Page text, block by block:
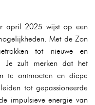
april 2025 wijst op een
Met de Zon
tot nieuwe en
Je zult merken dat het
te ontmoeten en diepe
tot gepassioneerde
impulsieve energie van